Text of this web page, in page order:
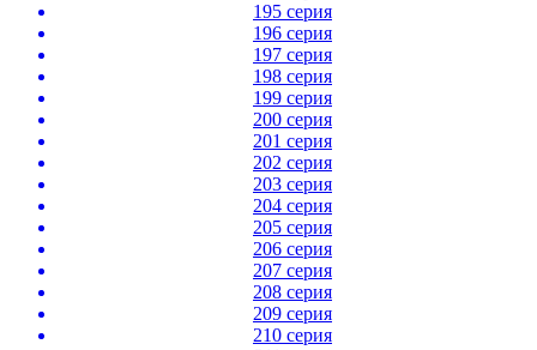
195 серия
196 серия
197 серия
198 серия
199 серия
200 серия
201 серия
202 серия
203 серия
204 серия
205 серия
206 серия
207 серия
208 серия
209 серия
210 серия